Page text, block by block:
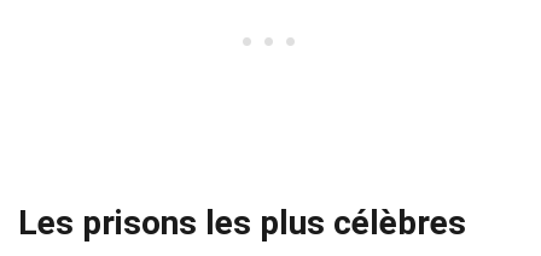
Les prisons les plus célèbres